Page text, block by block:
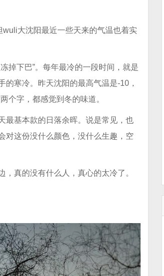
wuli大沈阳最近一些天来的气温也着实
掉下巴”。每年最冷的一段时间，就是
寒冷。昨天沈阳的最高气温是-10，
个字，都感觉到冬的味道。
最基本款的日落余晖。说是常见，也
对这份没什么颜色，没什么生趣，空
真的没有什么人，真心的太冷了。